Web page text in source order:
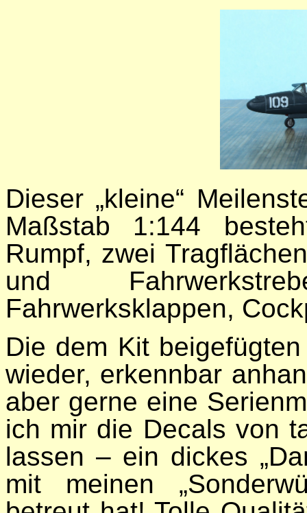
Dieser „kleine“
Maßstab 1:144
Rumpf, zwei
und
Fahrwerksklappen,
Die dem Kit
wieder, erkennbar
aber gerne eine
ich mir die Decals von
lassen – ein dickes
mit meinen